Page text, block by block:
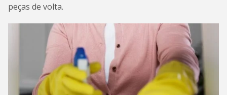
peças de volta.